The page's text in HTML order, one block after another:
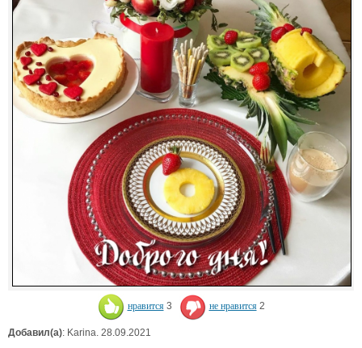
нравится 3 не нравится 2
Добавил(а): Karina. 28.09.2021